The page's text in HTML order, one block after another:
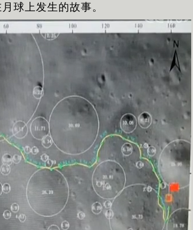
球上发生的故事。